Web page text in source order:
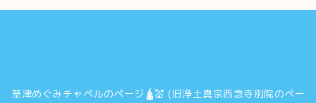
草津めぐみチャペルのページ🛕💒 (旧浄土真宗西念寺別院のペー